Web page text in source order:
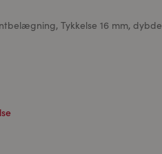
Tykkelse 16 mm, dybde